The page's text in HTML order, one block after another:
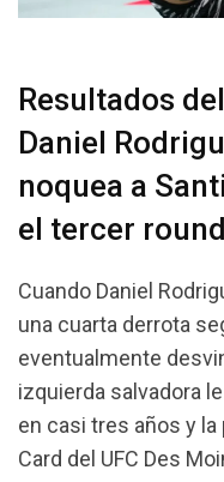
Resultados
Daniel
noquea a
el tercer round
Cuando Daniel
una cuarta derrota
eventualmente
izquierda salvadora
en casi tres años y
Card del UFC Des